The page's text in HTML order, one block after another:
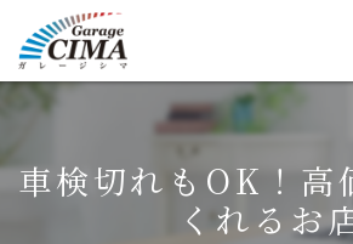
車検切れもOK！高
くれるお